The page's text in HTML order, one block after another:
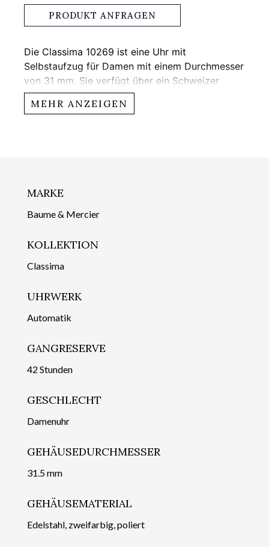
PRODUKT ANFRAGEN
Die Classima 10269 ist eine Uhr mit
Selbstaufzug für Damen mit einem Durchmesser
von 31 mm. Sie verfügt über ein Schweizer
Automatikuhrwerk mit Datumsfunktion, ein
weißes Zifferblatt und wird mit einem
MEHR ANZEIGEN
MARKE
Baume & Mercier
KOLLEKTION
Classima
UHRWERK
Automatik
GANGRESERVE
42 Stunden
GESCHLECHT
Damenuhr
GEHÄUSEDURCHMESSER
31.5 mm
GEHÄUSEMATERIAL
Edelstahl, zweifarbig, poliert